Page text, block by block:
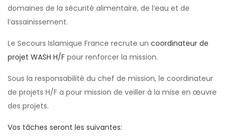
domaines de la sécurité alimentaire, de l’eau et de
l’assainissement.
Le Secours Islamique France recrute un coordinateur de
projet WASH H/F pour renforcer la mission.
Sous la responsabilité du chef de mission, le coordinateur
de projets H/F a pour mission de veiller à la mise en œuvre
des projets.
Vos tâches seront les suivantes: